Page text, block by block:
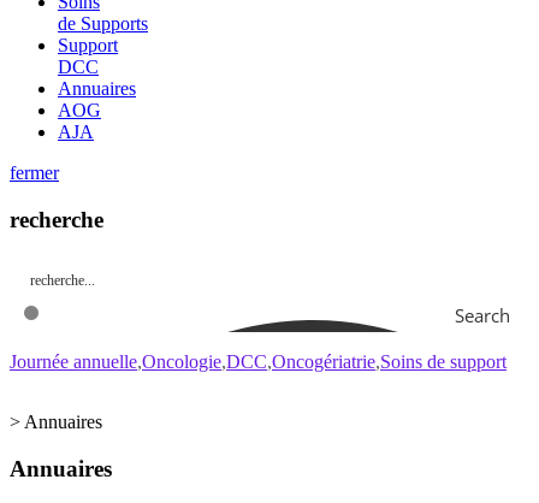
de Supports
Support
DCC
Annuaires
AOG
AJA
fermer
recherche
Search
Journée annuelle Oncologie DCC Oncogériatrie Soins de support
> Annuaires
Annuaires